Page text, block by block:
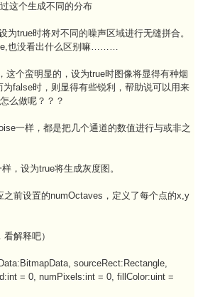
这个生成不同的分布
为true时将对不同的噪声区域进行无缝拼合。
也没看出什么区别嘛………
这个蛮明显的，设为true时图像将显得有种烟
false时，则显得有些锐利，帮助说可以用来
么做呢？？？
一样，都是把几个通道的数值进行与或非之
，设为true将生成灰度图。
前设置的numOctaves，定义了每个点的x,y
解释吧）
sourceRect:Rectangle,
= 0, numPixels:int = 0, fillColor:uint =